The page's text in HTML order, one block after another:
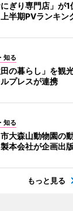
にぎり専門店」
半期PVランキン
知る
田の暮らし」を
ルプレスが連携
知る
大森山動物園の
本会社が企画出
もっと見る